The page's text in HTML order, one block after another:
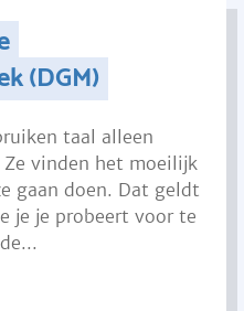
(DGM)
taal alleen
vinden het moeilijk
gaan doen. Dat geldt
je je probeert voor te